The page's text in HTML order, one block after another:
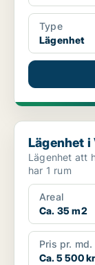
Type
Lägenhet
Lägenhet i
Lägenhet
Lägenhet att
har 1 rum
Areal
Ca. 35 m2
Pris pr. md.
Ca. 5 500